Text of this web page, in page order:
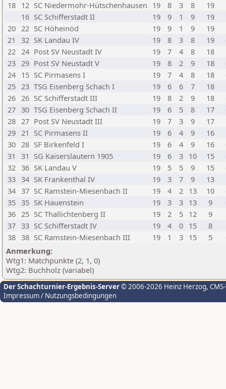
18 12 SC Niedermohr-Hütschenhausen 19 8 3 8
19
16 SC Schifferstadt II 19 9 1 9
19
20 22 SC Höheinöd 19 9 1 9
19
21
32 SK Landau IV 19 8 3 8 19
22 24 Post SV Neustadt IV 19 7 4 8
18
23 29 Post SV Neustadt V 19 8 2 9 18
24 15 SC Pirmasens I 19 7 4 8 18
25 23 TSG Eisenberg Schach I 19 6 6 7
18
26 26 SC Schifferstadt III 19 8 2 9 18
27 30 TSG Eisenberg Schach II 19 6 5 8 17
28 27 Post SV Neustadt III 19 7 3 9
17
29 21 SC Pirmasens II 19 6 4 9
16
30 28 SF Birkenfeld I 19 6 4 9 16
31
31 SG Kaiserslautern 1905 19 6 3 10 15
32 36 SK Landau V 19 5 5 9 15
33 34 SK Frankenthal IV 19 3 7 9 13
34 37 SC Ramstein-Miesenbach II 19 4 2 13 10
35 35 SK Hauenstein 19 3 3 13 9
36 25 SC Thallichtenberg II 19 2 5 12 9
37 33 SC Schifferstadt IV 19 4 0 15
8
38 38 SC Ramstein-Miesenbach III 19 1 3 15 5
Anmerkung:
Wtg1: Matchpunkte (2, 1, 0)
Wtg2: Buchholz (variabel)
Der Schachturnier-Ergebnis-Server© 2006-2026 Heinz Herzog,
Impressum / Nutzungsbedingungen